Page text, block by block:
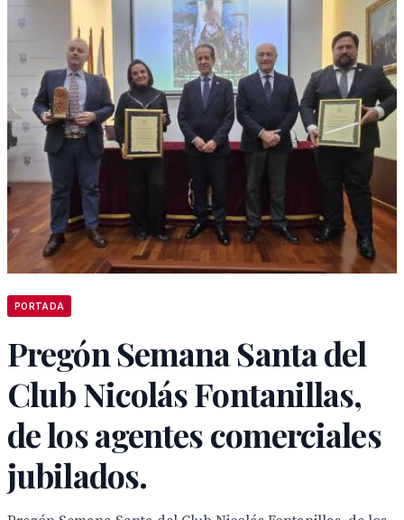
PORTADA
Pregón Semana Santa del
Club Nicolás Fontanillas,
de los agentes comerciales
jubilados.